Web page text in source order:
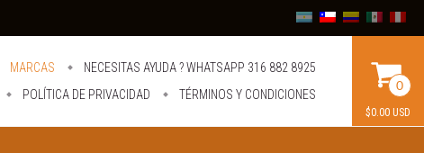
MARCAS
NECESITAS AYUDA ? WHATSAPP 316 882 8925
POLÍTICA DE PRIVACIDAD
TÉRMINOS Y CONDICIONES
0
$0.00 USD